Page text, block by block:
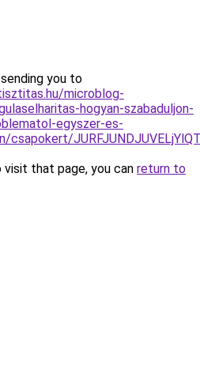
you to
microblog-
hogyan-szabaduljon-
egyszer-es-
csapokert/
that page, you can return to